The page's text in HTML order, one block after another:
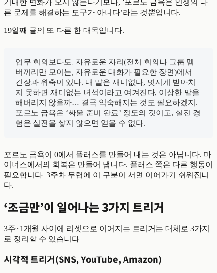
기대한 변화가 오지 않는다기보다, ‘포르노 금욕은 인생의 다
른 문제를 해결하는 도구가 아니다’라는 것뿐입니다.
19일째 글의 또 다른 한 대목입니다.
업무 회의보다도, 자유로운 자리(전체 회의나 그룹 멤
버끼리만 모이는, 자유로운 대화가 필요한 장면)에서
긴장과 위축이 있다. 내 말은 재미없다, 멋지게 받아치
지 못하면 재미없는 녀석이라고 여겨진다, 이상한 말을
해버리지 않을까… 결국 익숙해지는 것도 필요하겠지.
포르노 금욕은 ‘싸울 준비 완료’ 정도의 것이고, 실전 경
험은 실전을 쌓지 않으면 얻을 수 없다.
포르노 금욕이 0에서 플러스를 만들어 내는 것은 아닙니다. 마
이너스에서의 회복은 만들어 냅니다. 플러스 쪽은 다른 행동이
필요합니다. 3주차 무렵에 이 구분이 서면 이어가기 쉬워집니
다.
‘조금만’이 일어나는 3가지 트리거
3주~1개월 사이에 리셋으로 이어지는 트리거는 대체로 3가지
로 정리할 수 있습니다.
시각적 트리거(SNS, YouTube, Amazon)